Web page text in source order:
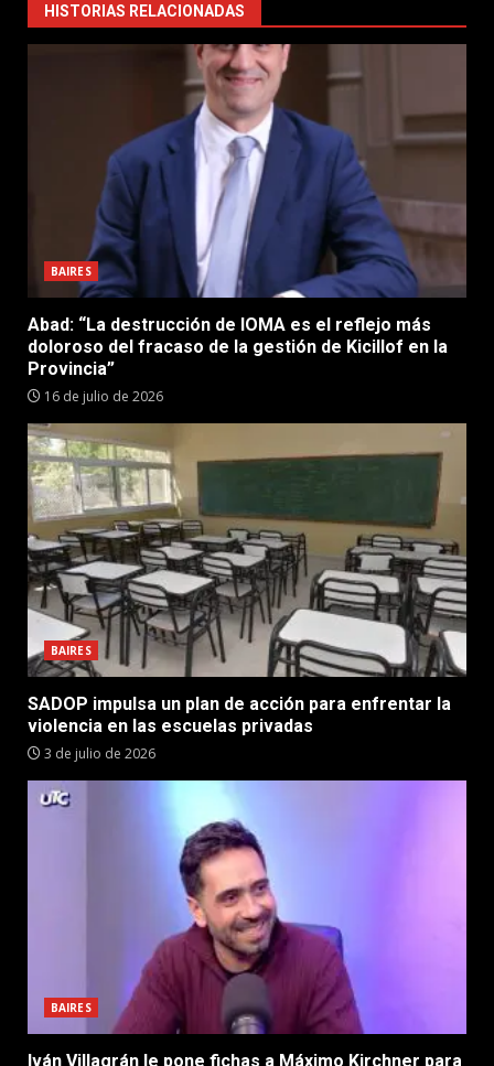
HISTORIAS RELACIONADAS
BAIRES
Abad: “La destrucción de IOMA es el reflejo más
doloroso del fracaso de la gestión de Kicillof en la
Provincia”
16 de julio de 2026
BAIRES
SADOP impulsa un plan de acción para enfrentar la
violencia en las escuelas privadas
3 de julio de 2026
BAIRES
Iván Villagrán le pone fichas a Máximo Kirchner para